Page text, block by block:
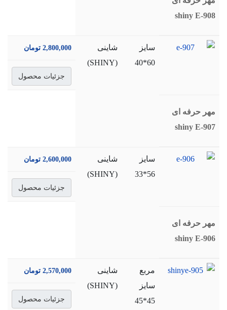
shiny E-908
مهر حرفه ای
shiny E-907
سايز
60*40
شاینی
(SHINY)
2,800,000 تومان
جزئیات محصول
مهر حرفه ای
shiny E-906
سايز
56*33
شاینی
(SHINY)
2,600,000 تومان
جزئیات محصول
مربع
سايز
45*45
شاینی
(SHINY)
2,570,000 تومان
جزئیات محصول